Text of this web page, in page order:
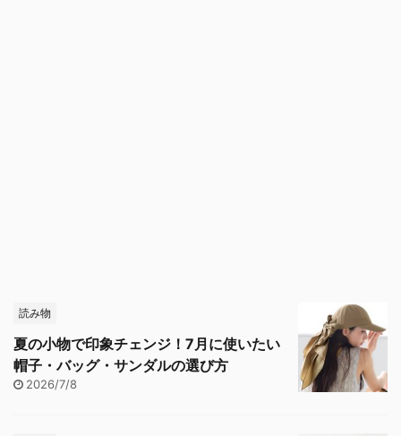
読み物
夏の小物で印象チェンジ！7月に使いたい
帽子・バッグ・サンダルの選び方
2026/7/8